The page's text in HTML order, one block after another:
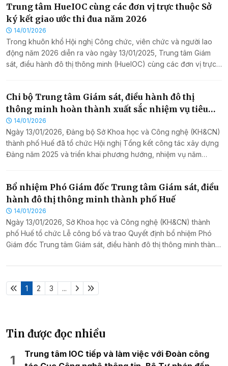
Chiều 16/01/2026, trong khuôn khổ buổi làm việc với UBND thành
phố Huế nhằm trao đổi, học tập kinh nghiệm trong công tác
quản lý, đầu tư và vận hành các mô hình phát triển đô thị thông
minh, xử lý chất thải rắn sinh hoạt theo hướng hiện đại, bền
vững.
Trung tâm HueIOC tổng kết công tác năm 2025 và
triển khai chương trình công tác năm 2026
16/01/2026
Ngày 15/01/2026, Trung tâm Giám sát, điều hành đô thị thông
minh (HueIOC) cùng các đơn vị sự nghiệp trực thuộc Sở Khoa
năm 2026.